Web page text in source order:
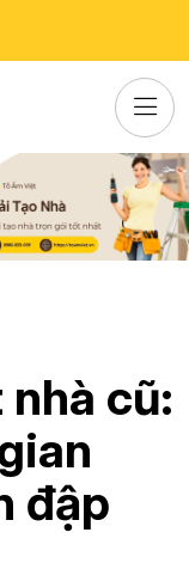
cũ:
đập